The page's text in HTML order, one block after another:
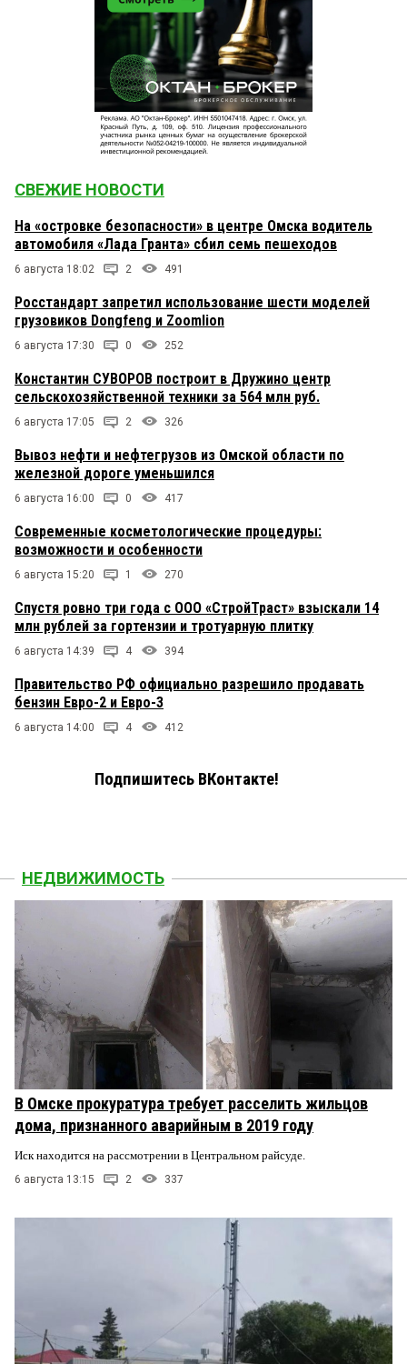
СВЕЖИЕ НОВОСТИ
На «островке безопасности» в центре Омска водитель
автомобиля «Лада Гранта» сбил семь пешеходов
6 августа 18:02 2 491
Росстандарт запретил использование шести моделей
грузовиков Dongfeng и Zoomlion
6 августа 17:30 0 252
Константин СУВОРОВ построит в Дружино центр
сельскохозяйственной техники за 564 млн руб.
6 августа 17:05 2 326
Вывоз нефти и нефтегрузов из Омской области по
железной дороге уменьшился
6 августа 16:00 0 417
Современные косметологические процедуры:
возможности и особенности
6 августа 15:20 1 270
Спустя ровно три года с ООО «СтройТраст» взыскали 14
млн рублей за гортензии и тротуарную плитку
6 августа 14:39 4 394
Правительство РФ официально разрешило продавать
бензин Евро-2 и Евро-3
6 августа 14:00 4 412
Подпишитесь ВКонтакте!
НЕДВИЖИМОСТЬ
В Омске прокуратура требует расселить жильцов
дома, признанного аварийным в 2019 году
Иск находится на рассмотрении в Центральном райсуде.
6 августа 13:15 2 337